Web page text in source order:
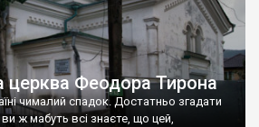
церква Феодора Тирона
чималий спадок. Достатньо згадати
ж мабуть всі знаєте, що цей,